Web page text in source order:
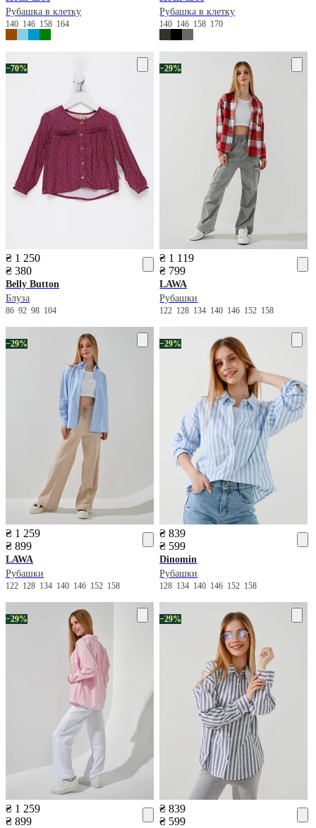
Рубашка в клетку
140 146 158 164
Рубашка в клетку
140 146 158 170
−70%
₴ 1 250
₴ 380
Belly Button
Блуза
86 92 98 104
−29%
₴ 1 119
₴ 799
LAWA
Рубашки
122 128 134 140 146 152 158
−29%
₴ 1 259
₴ 899
LAWA
Рубашки
122 128 134 140 146 152 158
−29%
₴ 839
₴ 599
Dinomin
Рубашки
128 134 140 146 152 158
−29%
₴ 1 259
₴ 899
−29%
₴ 839
₴ 599